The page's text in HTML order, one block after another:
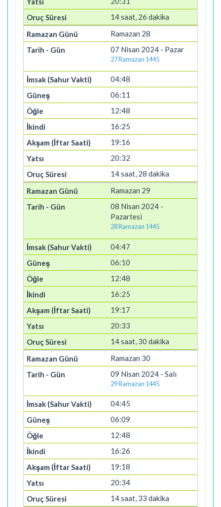
14 saat, 26 dakika
Ramazan 28
07 Nisan 2024 - Pazar
27 Ramazan 1445
04:48
06:11
12:48
16:25
19:16
20:32
14 saat, 28 dakika
Ramazan 29
08 Nisan 2024 -
Pazartesi
28 Ramazan 1445
04:47
06:10
12:48
16:25
19:17
20:33
14 saat, 30 dakika
Ramazan 30
09 Nisan 2024 - Salı
29 Ramazan 1445
04:45
06:09
12:48
16:26
19:18
20:34
14 saat, 33 dakika